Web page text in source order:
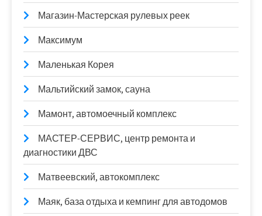
Магазин-Мастерская рулевых реек
Максимум
Маленькая Корея
Мальтийский замок, сауна
Мамонт, автомоечный комплекс
МАСТЕР-СЕРВИС, центр ремонта и
диагностики ДВС
Матвеевский, автокомплекс
Маяк, база отдыха и кемпинг для автодомов